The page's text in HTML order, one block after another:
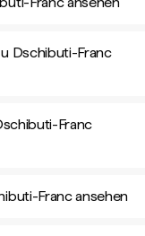
Dschibuti-Franc
Franc
Franc ansehen